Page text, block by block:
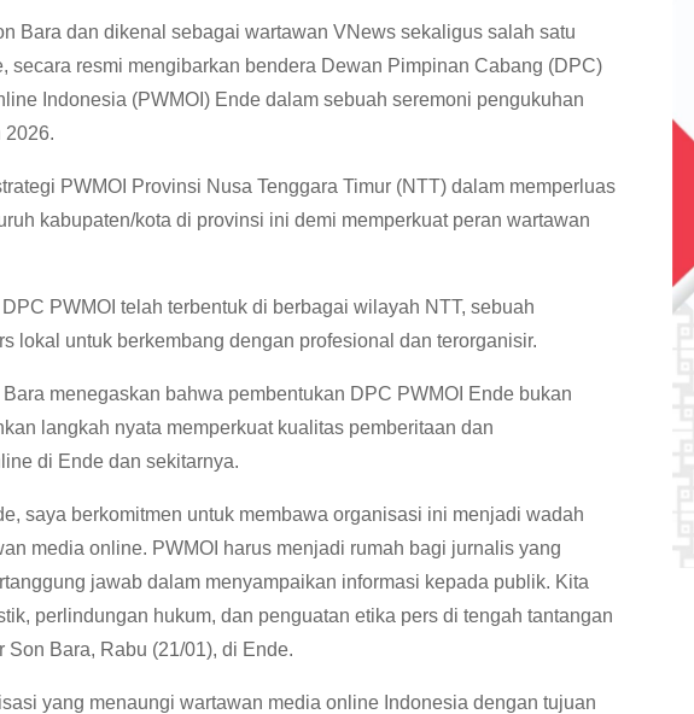
Bara dan dikenal sebagai wartawan VNews sekaligus salah satu
secara resmi mengibarkan bendera Dewan Pimpinan Cabang (DPC)
Indonesia (PWMOI) Ende dalam sebuah seremoni pengukuhan
2026.
PWMOI Provinsi Nusa Tenggara Timur (NTT) dalam memperluas
kabupaten/kota di provinsi ini demi memperkuat peran wartawan
PWMOI telah terbentuk di berbagai wilayah NTT, sebuah
lokal untuk berkembang dengan profesional dan terorganisir.
menegaskan bahwa pembentukan DPC PWMOI Ende bukan
langkah nyata memperkuat kualitas pemberitaan dan
di Ende dan sekitarnya.
saya berkomitmen untuk membawa organisasi ini menjadi wadah
media online. PWMOI harus menjadi rumah bagi jurnalis yang
jawab dalam menyampaikan informasi kepada publik. Kita
perlindungan hukum, dan penguatan etika pers di tengah tantangan
Son Bara, Rabu (21/01), di Ende.
yang menaungi wartawan media online Indonesia dengan tujuan